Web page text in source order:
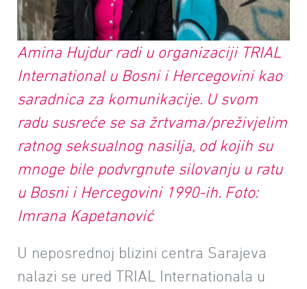
Amina Hujdur radi u organizaciji TRIAL
International u Bosni i Hercegovini kao
saradnica za komunikacije. U svom
radu susreće se sa žrtvama/preživjelim
ratnog seksualnog nasilja, od kojih su
mnoge bile podvrgnute silovanju u ratu
u Bosni i Hercegovini 1990-ih. Foto:
Imrana Kapetanović
U neposrednoj blizini centra Sarajeva
nalazi se ured TRIAL Internationala u